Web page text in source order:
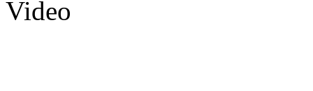
Video